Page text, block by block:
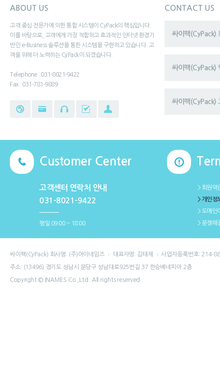
ABOUT US
고객 중심 전문가에 의한 통합 시스템이 CyPack의 핵심입니다.
이를 바탕으로, 고객에게 가장 적합하고 효과적인 인터넷 환경기
반인 e-Business 솔루션을 통한 시스템을 구현하고 있습니다. 고
객을 위해 더 노력하는 CyPack이 되겠습니다.
Telephone : 031-8021-9422
Fax : 031-781-9889
CONTACT US
싸이팩(CyPack)
싸이팩(CyPack)
싸이팩(CyPack)
Customer Center
고객센터 연락처 안내
031-8021-9422
평일 09:00 ~ 18:00
＞회원약
＞개인정
＞도메인
＞분쟁해
싸이팩(CyPack) 회사명: (주)아이네임즈 대표자명: 김태제 사업자등록번호: 214-
주소: (13496) 경기도 성남시 분당구 성남대로925번길 37 한승베네피아 2층
Copyright © INAMES Co.,Ltd. All rights reserved.